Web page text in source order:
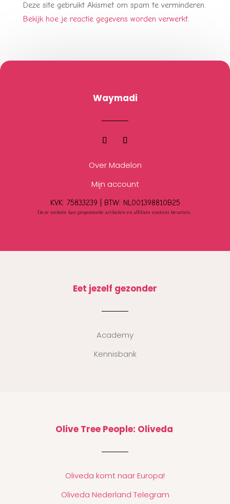
Deze site gebruikt Akismet om spam te verminderen.
Bekijk hoe je reactie gegevens worden verwerkt.
Waymadi
Over Madelon
Mijn account
KVK: 75833239 | BTW: NL001398810B25
Deze website kan gesponsorde artikelen en affiliate content bevatten.
Eet jezelf gezonder
Academy
Kennisbank
Olive Tree People: Oliveda
Oliveda komt naar Europa!
Oliveda Nederland Telegram